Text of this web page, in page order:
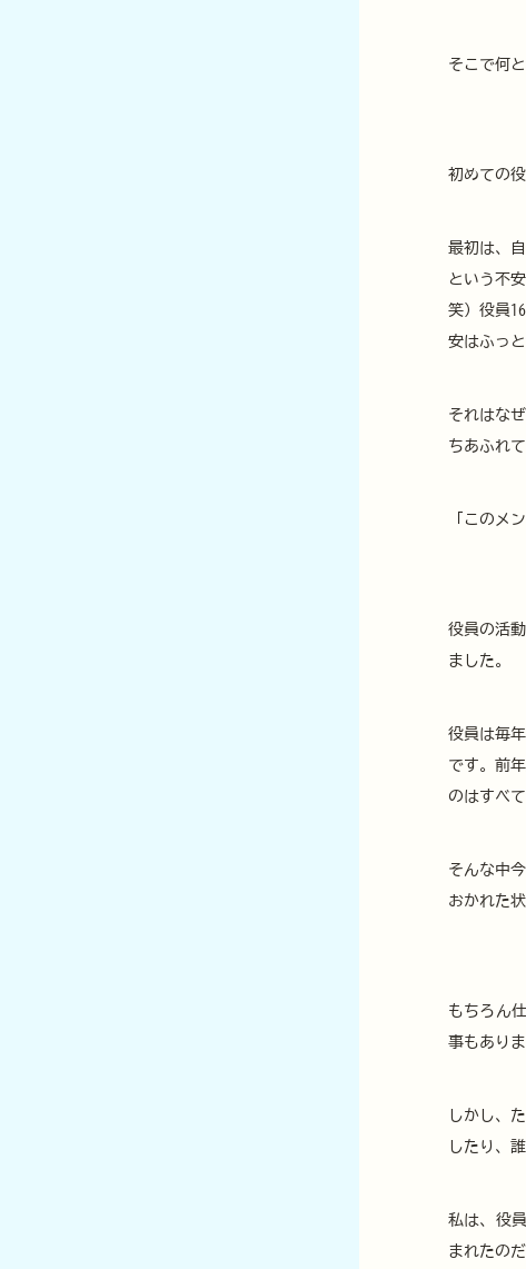
そこで何
初めての
最初は、
という不
笑）役員
安はふっ
それはな
ちあふれ
「このメ
役員の活
ました。
役員は毎
です。前
のはすべ
そんな中
おかれた
もちろん
事もありま
しかし、
したり、
私は、役
まれたの